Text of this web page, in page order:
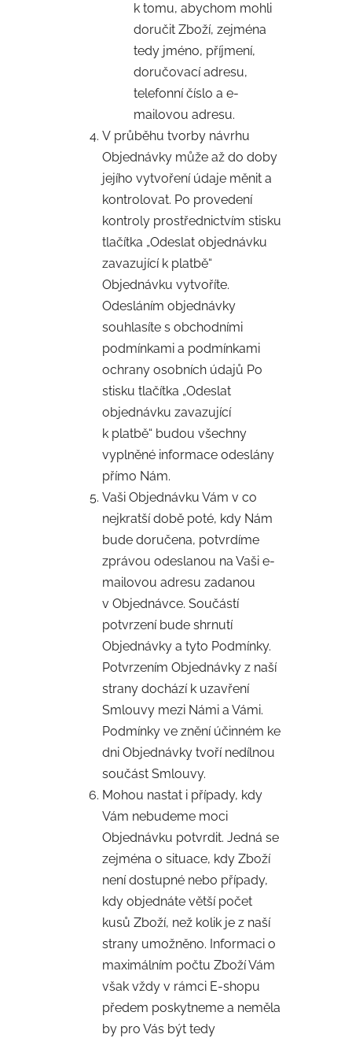
k tomu, abychom mohli
doručit Zboží, zejména
tedy jméno, příjmení,
doručovací adresu,
telefonní číslo a e-
mailovou adresu.
V průběhu tvorby návrhu
Objednávky může až do doby
jejího vytvoření údaje měnit a
kontrolovat. Po provedení
kontroly prostřednictvím stisku
tlačítka „Odeslat objednávku
zavazující k platbě“
Objednávku vytvoříte.
Odesláním objednávky
souhlasíte s obchodními
podmínkami a podmínkami
ochrany osobních údajů Po
stisku tlačítka „Odeslat
objednávku zavazující
k platbě“ budou všechny
vyplněné informace odeslány
přímo Nám.
Vaši Objednávku Vám v co
nejkratší době poté, kdy Nám
bude doručena, potvrdíme
zprávou odeslanou na Vaši e-
mailovou adresu zadanou
v Objednávce. Součástí
potvrzení bude shrnutí
Objednávky a tyto Podmínky.
Potvrzením Objednávky z naší
strany dochází k uzavření
Smlouvy mezi Námi a Vámi.
Podmínky ve znění účinném ke
dni Objednávky tvoří nedílnou
součást Smlouvy.
Mohou nastat i případy, kdy
Vám nebudeme moci
Objednávku potvrdit. Jedná se
zejména o situace, kdy Zboží
není dostupné nebo případy,
kdy objednáte větší počet
kusů Zboží, než kolik je z naší
strany umožněno. Informaci o
maximálním počtu Zboží Vám
však vždy v rámci E-shopu
předem poskytneme a neměla
by pro Vás být tedy